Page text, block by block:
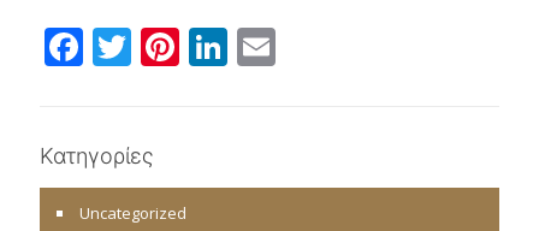
Facebook
Twitter
Pinterest
LinkedIn
Κατηγορίες
Uncategorized